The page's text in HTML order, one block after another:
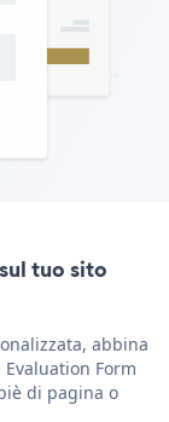
tuo sito
abbina
Form
di pagina o